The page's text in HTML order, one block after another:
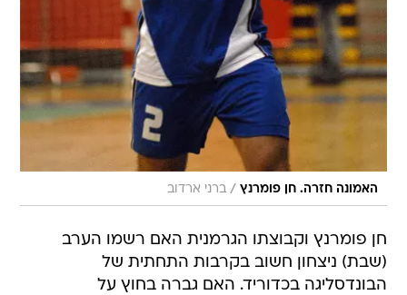
האמונה חזרה. חן פומרנץ / ברני ארדוב
חן פומרנץ וקבוצתו הגרמנית האם רשמו הערב
(שבת) ניצחון חשוב בקרבות התחתית של
הבונדסליגה בכדוריד. האם גברה בחוץ על